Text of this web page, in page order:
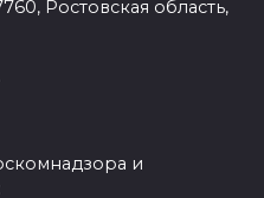
Ростовская область,
и